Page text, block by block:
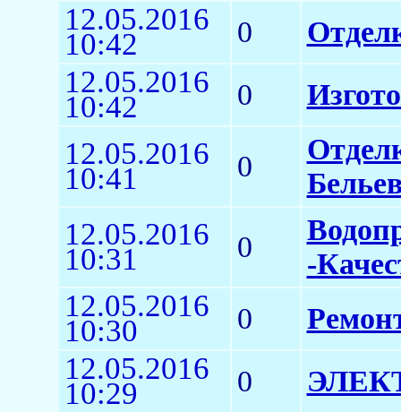
12.05.2016
10:42 0
12.05.2016
10:42 0
12.05.2016
10:41 0
12.05.2016
10:31 0
-
12.05.2016
10:30 0
12.05.2016
10:29 0